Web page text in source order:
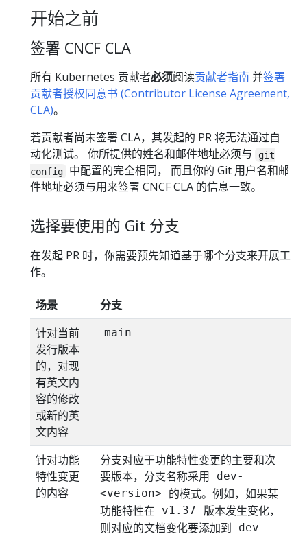
开始之前
签署 CNCF CLA
所有 Kubernetes 贡献者必须阅读贡献者指南 并签署
贡献者授权同意书 (Contributor License Agreement,
CLA)。
若贡献者尚未签署 CLA，其发起的 PR 将无法通过自
动化测试。 你所提供的姓名和邮件地址必须与
git
config
中配置的完全相同， 而且你的 Git 用户名和邮
件地址必须与用来签署 CNCF CLA 的信息一致。
选择要使用的 Git 分支
在发起 PR 时，你需要预先知道基于哪个分支来开展工
作。
场景
分支
针对当前
发行版本
的，对现
有英文内
容的修改
或新的英
文内容
main
针对功能
特性变更
的内容
分支对应于功能特性变更的主要和次
要版本，分支名称采用
dev-
<version>
的模式。例如，如果某
功能特性在
v1.37
版本发生变化，
则对应的文档变化要添加到
dev-